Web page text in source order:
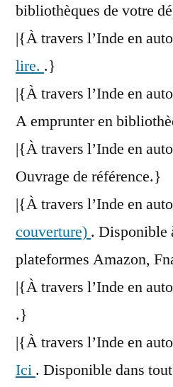
bibliothèques de votre
|{À travers l’Inde en
lire. .}
|{À travers l’Inde en
A emprunter en
|{À travers l’Inde en
Ouvrage de référence.}
|{À travers l’Inde en
couverture) . Disponible
plateformes Amazon,
|{À travers l’Inde en
.}
|{À travers l’Inde en
Ici . Disponible dans